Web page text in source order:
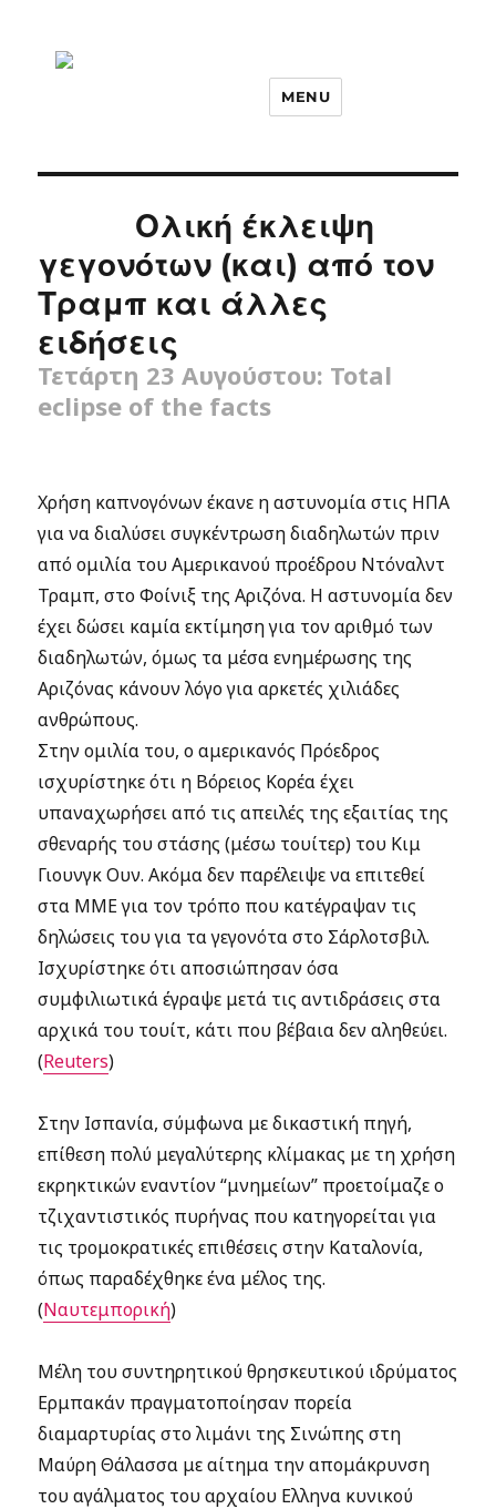
MENU
Ολική έκλειψη
γεγονότων (και) από τον
Τραμπ και άλλες
ειδήσεις
Τετάρτη 23 Αυγούστου: Total
eclipse of the facts
Χρήση καπνογόνων έκανε η αστυνομία στις ΗΠΑ
για να διαλύσει συγκέντρωση διαδηλωτών πριν
από ομιλία του Αμερικανού προέδρου Ντόναλντ
Τραμπ, στο Φοίνιξ της Αριζόνα. Η αστυνομία δεν
έχει δώσει καμία εκτίμηση για τον αριθμό των
διαδηλωτών, όμως τα μέσα ενημέρωσης της
Αριζόνας κάνουν λόγο για αρκετές χιλιάδες
ανθρώπους.
Στην ομιλία του, ο αμερικανός Πρόεδρος
ισχυρίστηκε ότι η Βόρειος Κορέα έχει
υπαναχωρήσει από τις απειλές της εξαιτίας της
σθεναρής του στάσης (μέσω τουίτερ) του Κιμ
Γιουνγκ Ουν. Ακόμα δεν παρέλειψε να επιτεθεί
στα ΜΜΕ για τον τρόπο που κατέγραψαν τις
δηλώσεις του για τα γεγονότα στο Σάρλοτσβιλ.
Ισχυρίστηκε ότι αποσιώπησαν όσα
συμφιλιωτικά έγραψε μετά τις αντιδράσεις στα
αρχικά του τουίτ, κάτι που βέβαια δεν αληθεύει.
(Reuters)
Στην Ισπανία, σύμφωνα με δικαστική πηγή,
επίθεση πολύ μεγαλύτερης κλίμακας με τη χρήση
εκρηκτικών εναντίον “μνημείων” προετοίμαζε ο
τζιχαντιστικός πυρήνας που κατηγορείται για
τις τρομοκρατικές επιθέσεις στην Καταλονία,
όπως παραδέχθηκε ένα μέλος της.
(Ναυτεμπορική)
Μέλη του συντηρητικού θρησκευτικού ιδρύματος
Ερμπακάν πραγματοποίησαν πορεία
διαμαρτυρίας στο λιμάνι της Σινώπης στη
Μαύρη Θάλασσα με αίτημα την απομάκρυνση
του αγάλματος του αρχαίου Ελληνα κυνικού